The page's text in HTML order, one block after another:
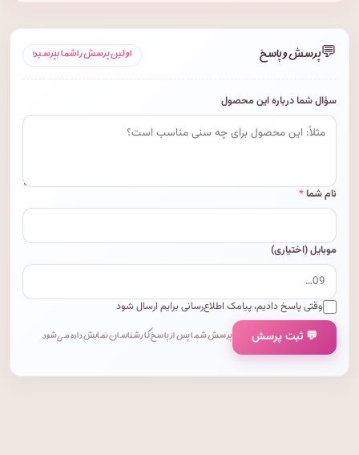
💬پرسش و پاسخ اولین پرسش را شما بپرسید!
سؤال شما درباره این محصول
نام شما*
موبایل (اختیاری)
وقتی پاسخ دادیم، پیامک اطلاع‌رسانی برایم ارسال شود
💬 ثبت پرسش پرسش شما پس از پاسخ کارشناسان نمایش داده می‌شود.